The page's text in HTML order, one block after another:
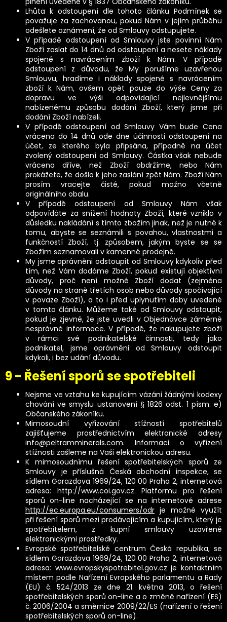
Lhůta k odstoupení dle tohoto článku Podmínek se
považuje za zachovanou, pokud Nám v jejím průběhu
odešlete oznámení, že od Smlouvy odstupujete.
V případě odstoupení od Smlouvy jste povinní Nám
Zboží zaslat do 14 dnů od odstoupení a nesete náklady
spojené s navrácením zboží k Nám. V případě
odstoupení z důvodu, že My porušíme uzavřenou
Smlouvu, hradíme i náklady spojené s navrácením
zboží k Nám, ovšem opět pouze do výše Ceny za
dopravu ve výši odpovídající nejlevnějšímu
nabízenému způsobu dodání Zboží, který jsme při
dodání Zboží nabízeli.
V případě odstoupení od Smlouvy Vám bude Cena
vrácena do 14 dnů ode dne účinnosti odstoupení na
účet, ze kterého byla připsána, případně na účet
zvolený odstoupení od Smlouvy. Částka však nebude
vrácena dříve, než Zboží obdržíme, nebo Nám
prokážete, že došlo k jeho zaslání zpět Nám. Zboží Nám
prosím vracejte čisté, pokud možno včetně
originálního obalu.
V případě odstoupení od Smlouvy Nám však
odpovídáte za snížení hodnoty Zboží, které vzniklo v
důsledku nakládání s tímto zbožím jinak, než je nutné k
tomu, abyste se seznámili s povahou, vlastnostmi a
funkčností Zboží, tj. způsobem, jakým byste se se
Zbožím seznamovali v kamenné prodejně.
My jsme oprávněni odstoupit od Smlouvy kdykoliv před
tím, než Vám dodáme Zboží, pokud existují objektivní
důvody, proč není možné Zboží dodat (zejména
důvody na straně třetích osob nebo důvody spočívající
v povaze Zboží), a to i před uplynutím doby uvedené
v tomto článku. Můžeme také od Smlouvy odstoupit,
pokud je zjevné, že jste uvedli v Objednávce záměrně
nesprávné informace. V případě, že nakupujete zboží
v rámci své podnikatelské činnosti, tedy jako
podnikatel, jsme oprávněni od Smlouvy odstoupit
kdykoli, i bez udání důvodu.
9 - Řešení sporů se spotřebiteli
Nejsme ve vztahu ke kupujícím vázáni žádnými kodexy
chování ve smyslu ustanovení § 1826 odst. 1 písm. e)
Občanského zákoníku.
Mimosoudní vyřizování stížností spotřebitelů
zajišťujeme prostřednictvím elektronické adresy
info@peltramminerals.com. Informaci o vyřízení
stížnosti zašleme na Vaši elektronickou adresu.
K mimosoudnímu řešení spotřebitelských sporů ze
Smlouvy je příslušná Česká obchodní inspekce, se
sídlem Gorazdova 1969/24, 120 00 Praha 2, internetová
adresa: http://www.coi.gov.cz. Platformu pro řešení
sporů on-line nacházející se na internetové adrese
http://ec.europa.eu/consumers/odr je možné využít
při řešení sporů mezi prodávajícím a kupujícím, který je
spotřebitelem, z kupní smlouvy uzavřené
elektronickými prostředky.
Evropské spotřebitelské centrum Česká republika, se
sídlem Gorazdova 1969/24, 120 00 Praha 2, internetová
adresa: www.evropskyspotrebitel.gov.cz je kontaktním
místem podle Nařízení Evropského parlamentu a Rady
(EU) č. 524/2013 ze dne 21. května 2013, o řešení
spotřebitelských sporů on-line a o změně nařízení (ES)
č. 2006/2004 a směrnice 2009/22/ES (nařízení o řešení
spotřebitelských sporů on-line).